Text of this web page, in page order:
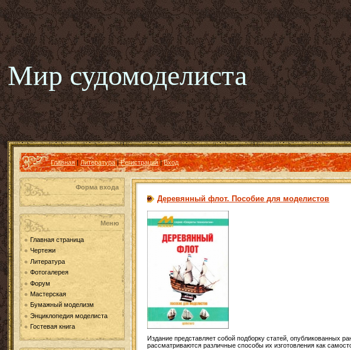
Мир судомоделиста
Главная|Литература|Регистрация|Вход
Форма входа
Меню
Главная страница
Чертежи
Литература
Фотогалерея
Форум
Мастерская
Бумажный моделизм
Энциклопедия моделиста
Гостевая книга
Деревянный флот. Пособие для моделистов
Издание представляет собой подборку статей, опубликованных
рассматриваются различные способы их изготовления как